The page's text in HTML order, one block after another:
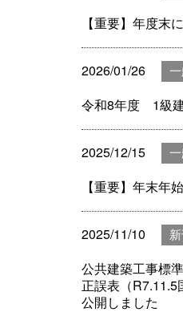
【重要】年度末
2026/01/26
令和8年度 1級
2025/12/15
【重要】年末年
2025/11/10
公共建築工事標
正誤表（
公開しました